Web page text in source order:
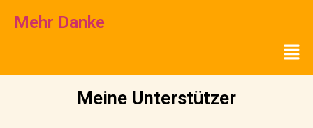
Mehr Danke
Meine Unterstützer